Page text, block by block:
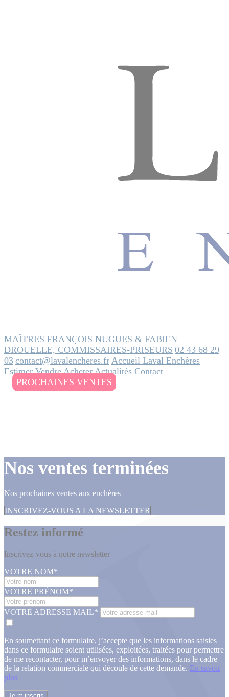
MAÎTRES FRANÇOIS NUGUES & FABIEN
DROUELLE, COMMISSAIRES-PRISEURS 02 43 68 29
03 contact@lavalencheres.fr Accueil Laval Enchères
EstimerVendreAcheterActualités Contact
PROCHAINES VENTES
Nos ventes terminées
Nos prochaines ventes aux enchères
INSCRIVEZ-VOUS A LA NEWSLETTER
Restez informé
Inscrivez-vous à notre newsletter
VOTRE NOM*
VOTRE PRÉNOM*
VOTRE ADRESSE MAIL*
En soumettant ce formulaire, j’accepte que les informations saisies
dans ce formulaire soient utilisées, exploitées, traitées pour permettre
de me recontacter, pour m’envoyer des informations, dans le cadre
de la relation commerciale qui découle de cette demande. En savoir
plus